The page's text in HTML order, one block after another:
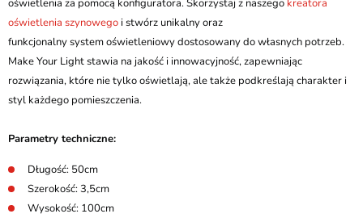
oświetlenia za pomocą konfiguratora. Skorzystaj z naszego kreatora
oświetlenia szynowego i stwórz unikalny oraz
funkcjonalny system oświetleniowy dostosowany do własnych potrzeb.
Make Your Light stawia na jakość i innowacyjność, zapewniając
rozwiązania, które nie tylko oświetlają, ale także podkreślają charakter i
styl każdego pomieszczenia.
Parametry techniczne:
Długość: 50cm
Szerokość: 3,5cm
Wysokość: 100cm